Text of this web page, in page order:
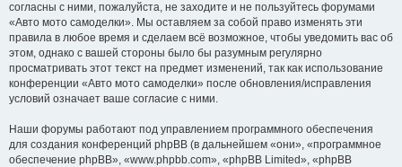
согласны с ними, пожалуйста, не заходите и не пользуйтесь форумами
«Авто мото самоделки». Мы оставляем за собой право изменять эти
правила в любое время и сделаем всё возможное, чтобы уведомить вас об
этом, однако с вашей стороны было бы разумным регулярно
просматривать этот текст на предмет изменений, так как использование
конференции «Авто мото самоделки» после обновления/исправления
условий означает ваше согласие с ними.
Наши форумы работают под управлением программного обеспечения
для создания конференций phpBB (в дальнейшем «они», «программное
обеспечение phpBB», «www.phpbb.com», «phpBB Limited», «phpBB